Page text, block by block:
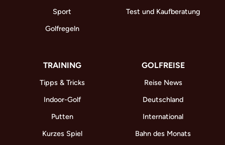
Sport
Golfregeln
Test und Kaufberatung
TRAINING
Tipps & Tricks
Indoor-Golf
Putten
Kurzes Spiel
GOLFREISE
Reise News
Deutschland
International
Bahn des Monats